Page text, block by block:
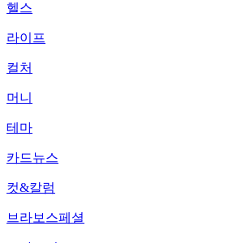
헬스
라이프
컬처
머니
테마
카드뉴스
컷&칼럼
브라보스페셜